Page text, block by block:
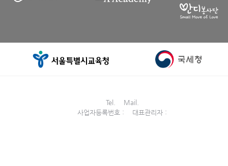
Tel. Mail.
사업자등록번호 : 대표관리자 :